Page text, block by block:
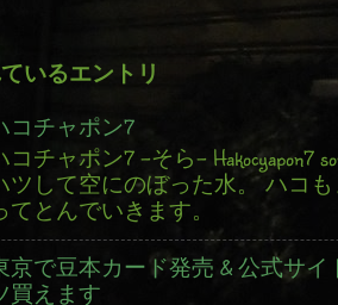
いるエントリ
コチャポン7
コチャポン7 -そら- Hakocyapon7
ツして空にのぼった水。 ハコ
てとんでいきます。
京で豆本カード発売 & 公式サイ
買えます